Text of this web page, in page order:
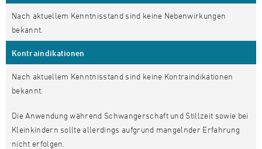
Nach aktuellem Kenntnisstand sind keine Nebenwirkungen
bekannt.
Kontraindikationen
Nach aktuellem Kenntnisstand sind keine Kontraindikationen
bekannt.
Die Anwendung während Schwangerschaft und Stillzeit sowie bei
Kleinkindern sollte allerdings aufgrund mangelnder Erfahrung
nicht erfolgen.